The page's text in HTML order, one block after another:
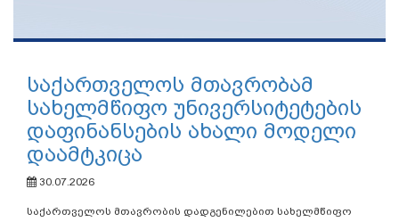
საქართველოს მთავრობამ
სახელმწიფო უნივერსიტეტების
დაფინანსების ახალი მოდელი
დაამტკიცა
30.07.2026
საქართველოს მთავრობის დადგენილებით სახელმწიფო